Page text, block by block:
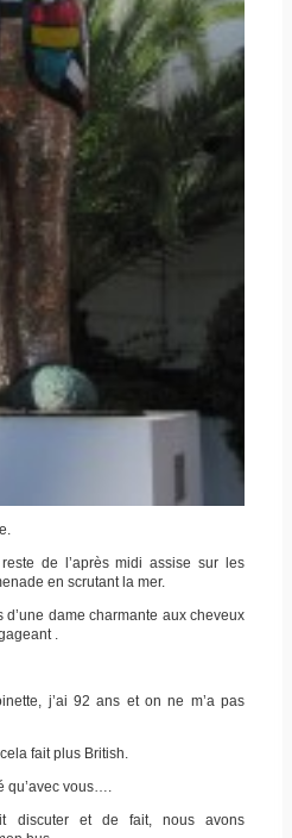
de l’après midi assise sur les
en scrutant la mer.
dame charmante aux cheveux
.
j’ai 92 ans et on ne m’a pas
fait plus British.
qu’avec vous….
discuter et de fait, nous avons